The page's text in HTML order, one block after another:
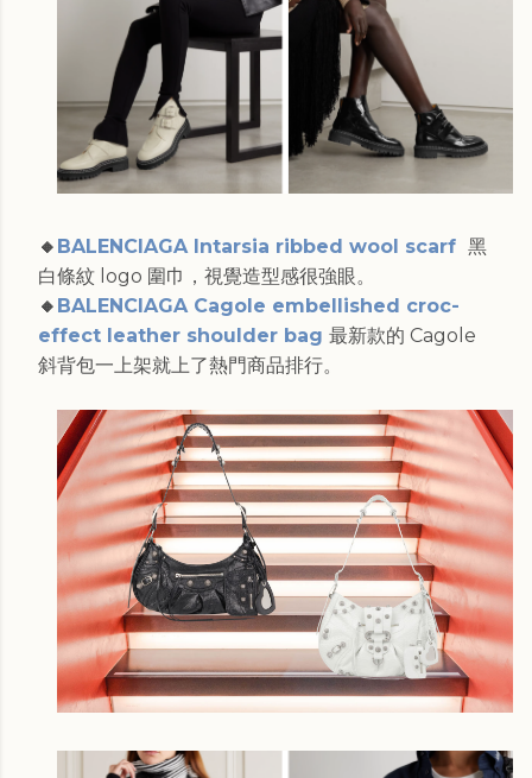
🔸 BALENCIAGA Intarsia ribbed wool scarf 黑
白條紋 logo 圍巾，視覺造型感很強眼。
🔸 BALENCIAGA Cagole embellished croc-
effect leather shoulder bag 最新款的 Cagole
斜背包一上架就上了熱門商品排行。